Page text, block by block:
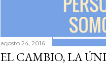
agosto 24, 2016
EL CAMBIO, LA